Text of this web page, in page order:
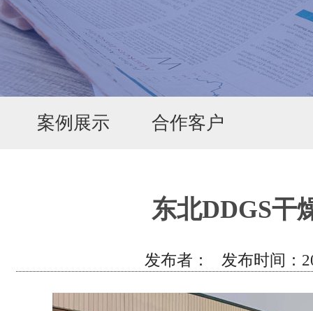
案例展示 合作客户
东北DDGS干
发布者： 发布时间：